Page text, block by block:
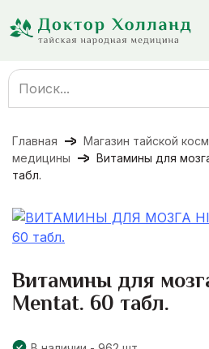
содержанию
Search
for:
Главная
Магазин тайской
медицины
Витамины для
табл.
Витамины для
Mentat. 60 табл.